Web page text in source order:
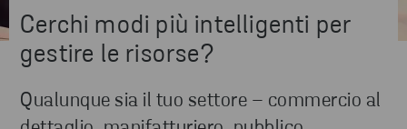
Cerchi modi più intelligenti per
gestire le risorse?
Qualunque sia il tuo settore – commercio al